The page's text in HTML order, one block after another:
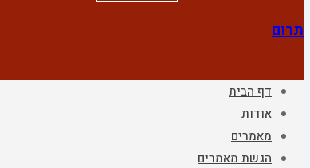
תרום
דף הבית
אודות
מאמרים
הגשת מאמרים